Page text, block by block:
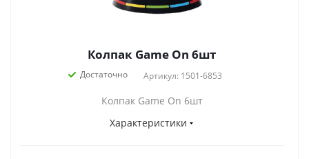
Колпак Game On 6шт
Достаточно Артикул: 1501-6853
Колпак Game On 6шт
Характеристики